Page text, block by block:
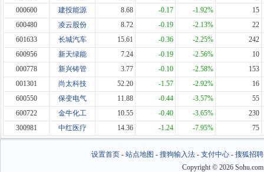
000600
建投能源 8.68 -0.17 -1.92%
15
600480
凌云股份 8.72 -0.19 -2.13%
22
601633
长城汽车 15.61 -0.36 -2.25%
242
600956
新天绿能 7.24 -0.19 -2.56%
10
000778
新兴铸管 3.77 -0.10 -2.58%
153
001301
尚太科技 52.20 -1.57 -2.92%
16
600550
保变电气 11.88 -0.44 -3.57%
55
600722
金牛化工 10.55 -0.40 -3.65%
230
300981
中红医疗 14.36 -1.24 -7.95% 75
设置首页- 站点地图 - 搜狗输入法- 支付中心- 搜狐招聘
Copyright © 2026